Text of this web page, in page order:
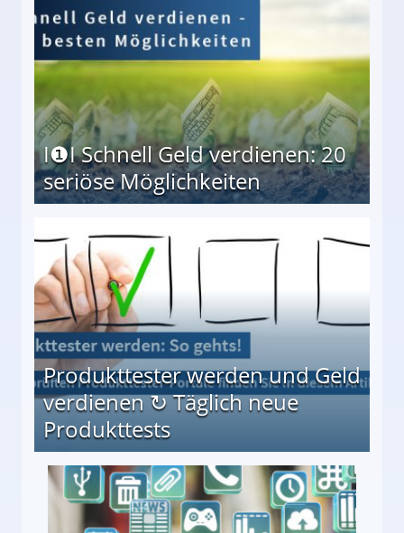
I❶I Schnell Geld verdienen: 20
seriöse Möglichkeiten
Produkttester werden und Geld
verdienen ↻ Täglich neue
Produkttests
↻ Täglich neue Produkttests